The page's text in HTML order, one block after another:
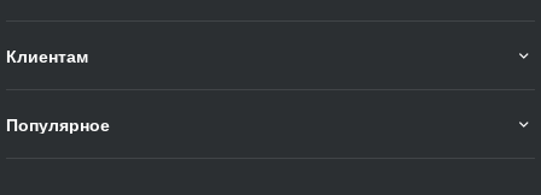
Клиентам
Популярное